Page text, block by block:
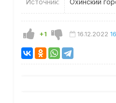
Источник: Охинский
+1 16.12.2022